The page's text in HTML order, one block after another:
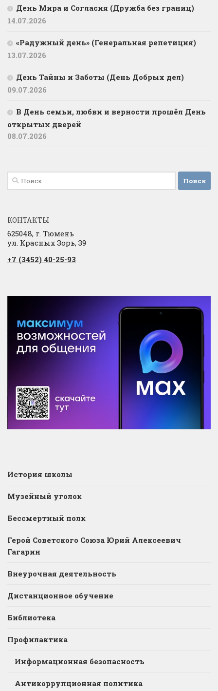
День Мира и Согласия (Дружба без границ)
14.07.2026
«Радужный день» (Генеральная репетиция)
13.07.2026
День Тайны и Заботы (День Добрых дел)
09.07.2026
В День семьи, любви и верности прошёл День
открытых дверей
08.07.2026
Найти:
КОНТАКТЫ
625048, г. Тюмень
ул. Красных Зорь, 39
+7 (3452) 40-25-93
История школы
Музейный уголок
Бессмертный полк
Герой Советского Союза Юрий Алексеевич
Гагарин
Внеурочная деятельность
Дистанционное обучение
Библиотека
Профилактика
Информационная безопасность
Антикоррупционная политика